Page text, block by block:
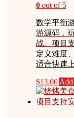
0 out of 5
数学平衡
游源码，
战。项目
定义难度
适合快速
$13.00 Add